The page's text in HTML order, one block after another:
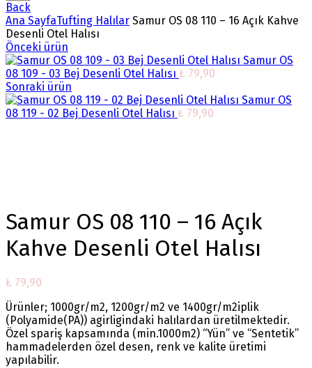
Back
Ana SayfaTufting Halılar Samur OS 08 110 – 16 Açık Kahve
Desenli Otel Halısı
Önceki ürün
Samur OS
08 109 - 03 Bej Desenli Otel Halısı ₺ 79,90
Sonraki ürün
Samur OS
08 119 - 02 Bej Desenli Otel Halısı ₺ 79,90
Samur OS 08 110 – 16 Açık
Kahve Desenli Otel Halısı
₺ 79,90
Ürünler; 1000gr/m2, 1200gr/m2 ve 1400gr/m2iplik
(Polyamide(PA)) agirligindaki halılardan üretilmektedir.
Özel spariş kapsamında (min.1000m2) “Yün” ve “Sentetik”
hammadelerden özel desen, renk ve kalite üretimi
yapılabilir.